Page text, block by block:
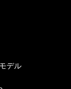
デル